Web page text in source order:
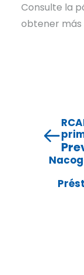
Consulte la
obtener más